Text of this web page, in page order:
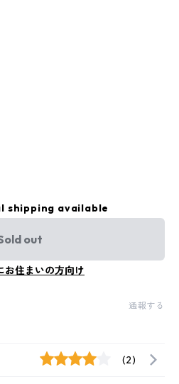
shipping available
out
お住まいの方向け
通報する
(2)